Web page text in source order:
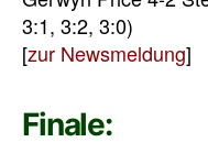
3:1, 3:2, 3:0)
[zur Newsmeldung]
Finale: